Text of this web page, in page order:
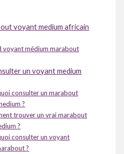
voyant medium africain
voyant médium marabout
un voyant medium
consulter un marabout
?
trouver un vrai marabout
?
consulter un voyant
?